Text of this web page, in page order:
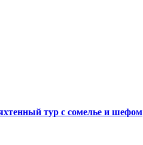
тур с сомелье и шефом